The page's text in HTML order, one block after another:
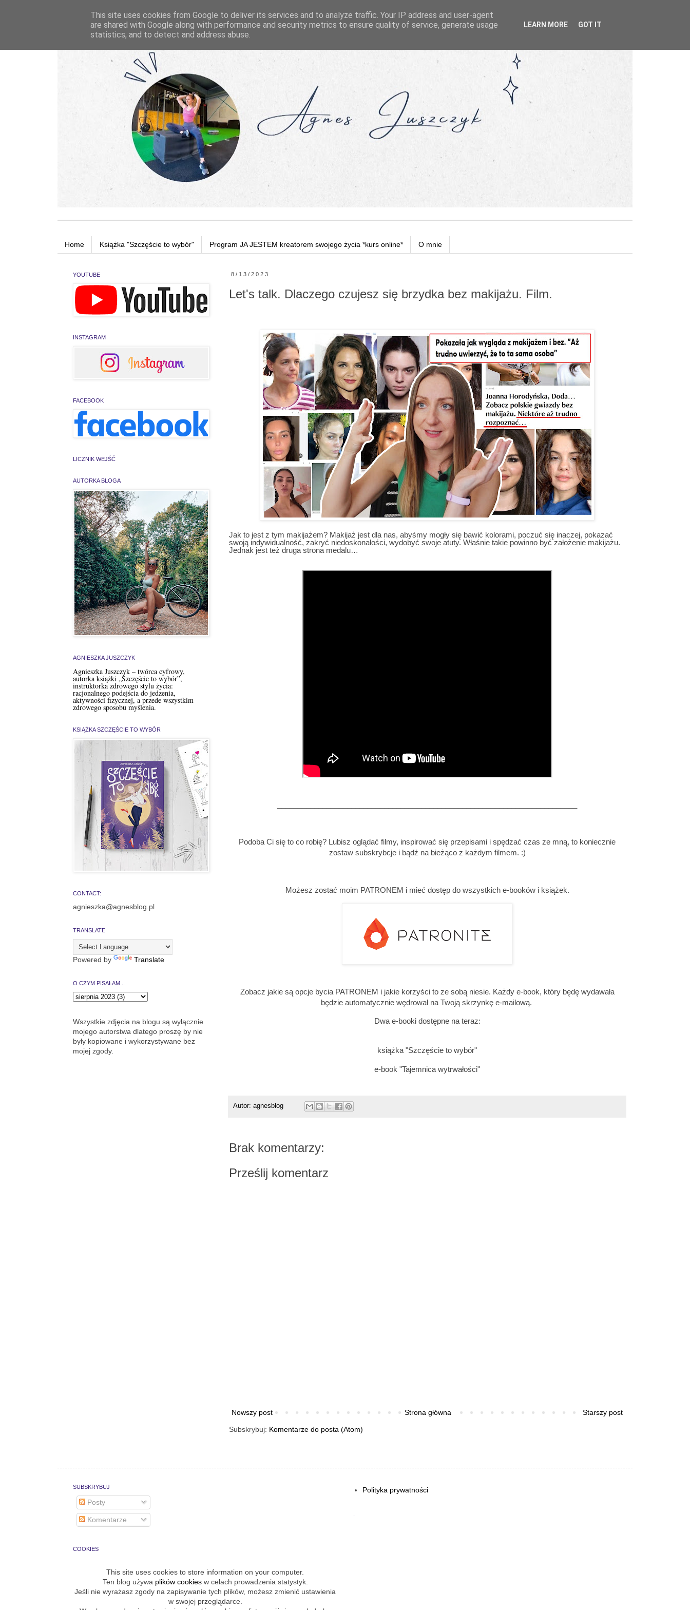
Home Książka "Szczęście to wybór" Program JA JESTEM kreatorem swojego życia *kurs online* O mnie
8/13/2023
Let's talk. Dlaczego czujesz się brzydka bez makijażu. Film.
Jak to jest z tym makijażem? Makijaż jest dla nas, abyśmy mogły się bawić kolorami, poczuć się inaczej, pokazać
swoją indywidualność, zakryć niedoskonałości, wydobyć swoje atuty. Właśnie takie powinno być założenie makijażu.
Jednak jest też druga strona medalu…
Podoba Ci się to co robię? Lubisz oglądać filmy, inspirować się przepisami i spędzać czas ze mną, to koniecznie
zostaw subskrybcje i bądź na bieżąco z każdym filmem. :)
Możesz zostać moim PATRONEM i mieć dostęp do wszystkich e-booków i książek.
Zobacz jakie są opcje bycia PATRONEM i jakie korzyści to ze sobą niesie. Każdy e-book, który będę wydawała
będzie automatycznie wędrował na Twoją skrzynkę e-mailową.
Dwa e-booki dostępne na teraz:
książka "Szczęście to wybór"
e-book "Tajemnica wytrwałości"
Autor: agnesblog
Brak komentarzy:
Prześlij komentarz
Nowszy post Starszy post
Strona główna
Subskrybuj: Komentarze do posta (Atom)
YOUTUBE
INSTAGRAM
FACEBOOK
LICZNIK WEJŚĆ
AUTORKA BLOGA
AGNIESZKA JUSZCZYK
Agnieszka Juszczyk – twórca cyfrowy,
autorka książki „Szczęście to wybór”,
instruktorka zdrowego stylu życia:
racjonalnego podejścia do jedzenia,
aktywności fizycznej, a przede wszystkim
zdrowego sposobu myślenia.
KSIĄŻKA SZCZĘŚCIE TO WYBÓR
CONTACT:
agnieszka@agnesblog.pl
TRANSLATE
Powered by Translate
O CZYM PISAŁAM...
Wszystkie zdjęcia na blogu są wyłącznie
mojego autorstwa dlatego proszę by nie
były kopiowane i wykorzystywane bez
mojej zgody.
SUBSKRYBUJ
Posty
Komentarze
COOKIES
This site uses cookies to store information on your computer.
Ten blog używa plików cookiesw celach prowadzenia statystyk.
Jeśli nie wyrażasz zgody na zapisywanie tych plików, możesz zmienić ustawienia
w swojej przeglądarce.
Polityka prywatności
This site uses cookies from Google to deliver its services and to analyze traffic. Your IP address and user-agent
are shared with Google along with performance and security metrics to ensure quality of service, generate usage
statistics, and to detect and address abuse.
LEARN MORE GOT IT